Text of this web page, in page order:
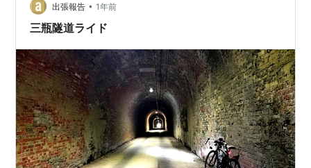
出張報告 • 1年前
三瓶隧道ライド